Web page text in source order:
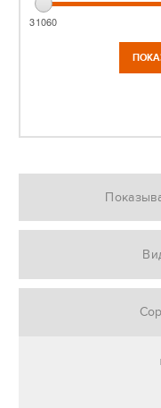
31060